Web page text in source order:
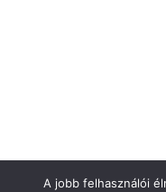
A jobb felhasználói